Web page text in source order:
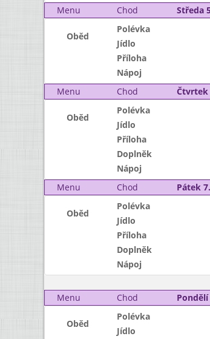
Menu
Chod Středa
Oběd
Polévka
Jídlo
Příloha
Nápoj
Menu
Chod Čtvrtek
Oběd
Polévka
Jídlo
Příloha
Doplněk
Nápoj
Menu
Chod Pátek
Oběd
Polévka
Jídlo
Příloha
Doplněk
Nápoj
Menu
Chod Pondělí
Oběd
Polévka
Jídlo